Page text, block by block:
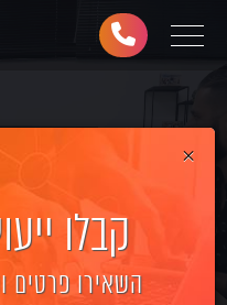
נגישות
ראשי
ראשיToggle navigation
997 ×
קבלו
השאירו פרטים